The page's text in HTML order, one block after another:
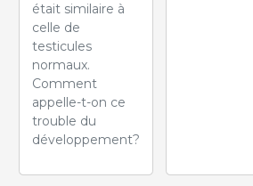
était similaire à
celle de
testicules
normaux.
Comment
appelle-t-on ce
trouble du
développement?